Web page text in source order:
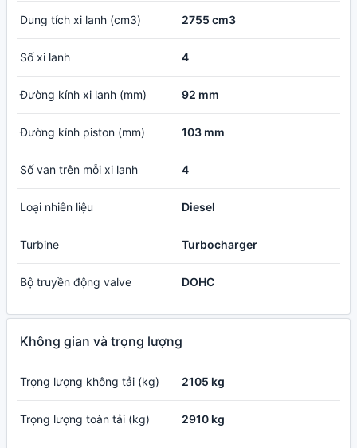
Dung tích xi lanh (cm3) 2755 cm3
Số xi lanh 4
Đường kính xi lanh (mm) 92 mm
Đường kính piston (mm) 103 mm
Số van trên mỗi xi lanh 4
Loại nhiên liệu Diesel
Turbine Turbocharger
Bộ truyền động valve DOHC
Không gian và trọng lượng
Trọng lượng không tải (kg) 2105 kg
Trọng lượng toàn tải (kg) 2910 kg